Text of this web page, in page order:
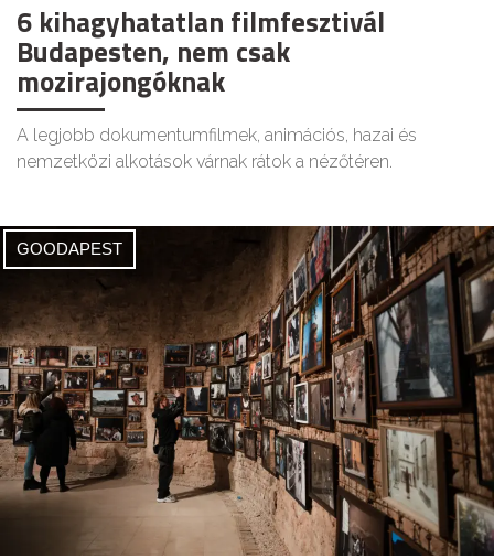
6 kihagyhatatlan filmfesztivál
Budapesten, nem csak
mozirajongóknak
A legjobb dokumentumfilmek, animációs, hazai és
nemzetközi alkotások várnak rátok a nézőtéren.
GOODAPEST